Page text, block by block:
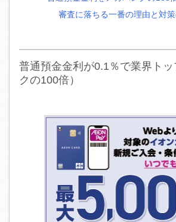
審査に落ちる一番の理由と対
普通預金金利が0.1％で業界ト
クの100倍）